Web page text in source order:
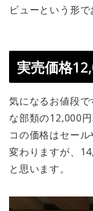
ビューという形で
実売価格
気になるお値段
な部類の12,000
コの価格はセー
変わりますが、
と思います。